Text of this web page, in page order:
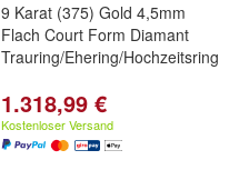
9 Karat (375) Gold 4,5mm
Flach Court Form Diamant
Trauring/Ehering/Hochzeitsring
1.318,99 €
Kostenloser Versand